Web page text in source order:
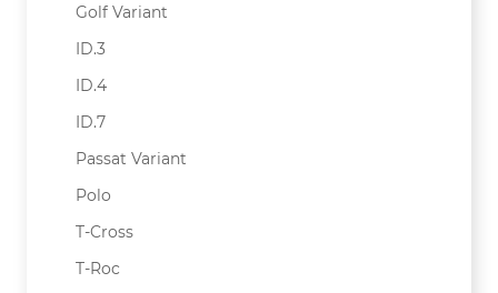
Golf Variant
ID.3
ID.4
ID.7
Passat Variant
Polo
T-Cross
T-Roc